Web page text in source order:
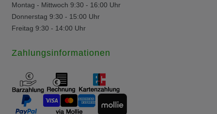
Montag - Mittwoch 9:30 - 16:00 Uhr
Donnerstag 9:30 - 15:00 Uhr
Freitag 9:30 - 14:00 Uhr
Zahlungsinformationen